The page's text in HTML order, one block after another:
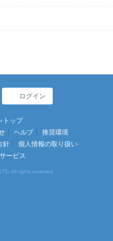
ログイン
トップ
ヘルプ
推奨環境
針
個人情報の取り扱い
ービス
All rights reserved.